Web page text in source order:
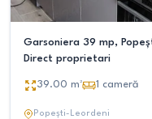
Garsoniera 39 mp,
Direct proprietari
39.00 m² 1 cameră
Popești-Leordeni